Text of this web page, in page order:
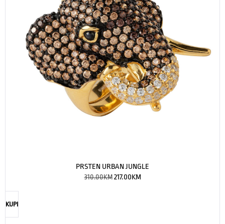
PRSTEN URBAN JUNGLE
310.00KM 217.00KM
KUPI